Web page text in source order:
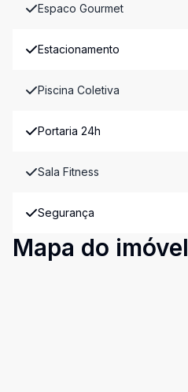
Espaco Gourmet
Estacionamento
Piscina Coletiva
Portaria 24h
Sala Fitness
Segurança
Mapa do imóvel